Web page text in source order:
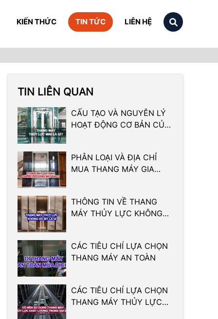
KIẾN THỨC TIN TỨC LIÊN HỆ
TIN LIÊN QUAN
CẤU TẠO VÀ NGUYÊN LÝ
HOẠT ĐỘNG CƠ BẢN CỦA
PHÂN LOẠI VÀ ĐỊA CHỈ
MUA THANG MÁY GIA
THÔNG TIN VỀ THANG
MÁY THỦY LỰC KHÔNG
CÁC TIÊU CHÍ LỰA CHỌN
THANG MÁY AN TOÀN
CÁC TIÊU CHÍ LỰA CHỌN
THANG MÁY THỦY LỰC